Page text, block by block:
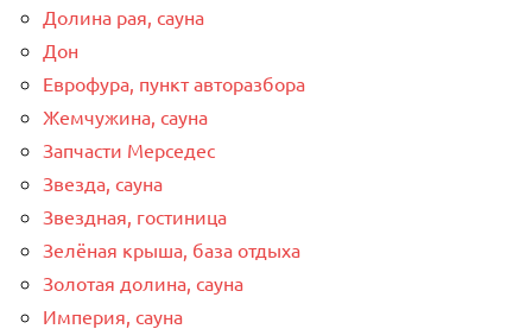
Долина рая, сауна
Дон
Еврофура, пункт авторазбора
Жемчужина, сауна
Запчасти Мерседес
Звезда, сауна
Звездная, гостиница
Зелёная крыша, база отдыха
Золотая долина, сауна
Империя, сауна